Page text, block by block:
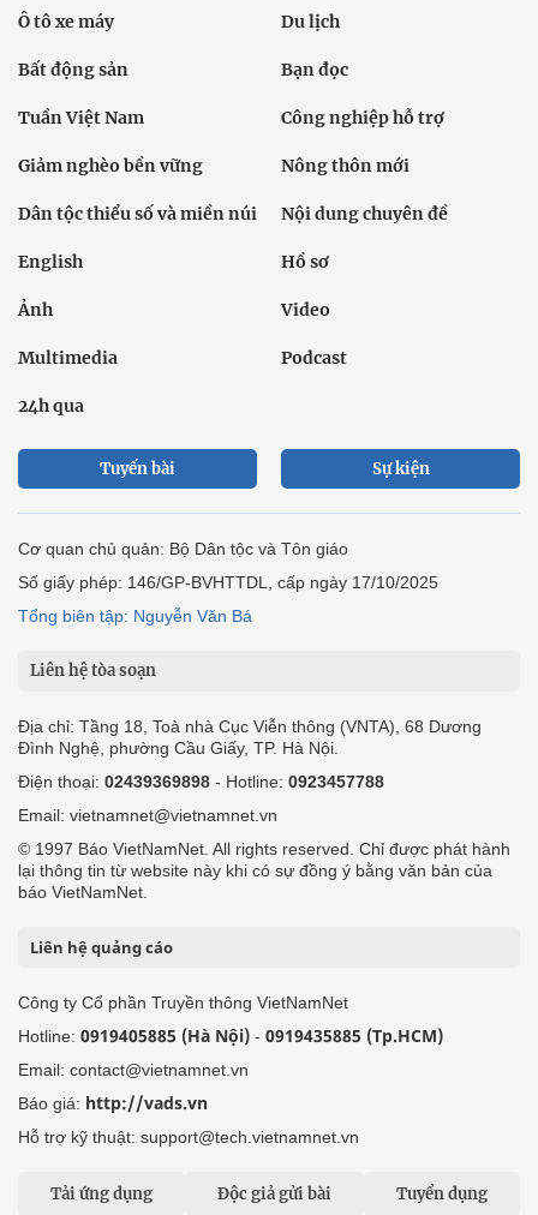
Ô tô xe máy Du lịch
Bất động sản Bạn đọc
Tuần Việt Nam Công nghiệp hỗ trợ
Giảm nghèo bền vững Nông thôn mới
Dân tộc thiểu số và miền núi Nội dung chuyên đề
English Hồ sơ
Ảnh Video
Multimedia Podcast
24h qua
Tuyến bài Sự kiện
Cơ quan chủ quản: Bộ Dân tộc và Tôn giáo
Số giấy phép: 146/GP-BVHTTDL, cấp ngày 17/10/2025
Tổng biên tập: Nguyễn Văn Bá
Liên hệ tòa soạn
Địa chỉ: Tầng 18, Toà nhà Cục Viễn thông (VNTA), 68 Dương
Đình Nghệ, phường Cầu Giấy, TP. Hà Nội.
Điện thoại: 02439369898 - Hotline: 0923457788
Email: vietnamnet@vietnamnet.vn
© 1997 Báo VietNamNet. All rights reserved. Chỉ được phát hành
lại thông tin từ website này khi có sự đồng ý bằng văn bản của
báo VietNamNet.
Liên hệ quảng cáo
Công ty Cổ phần Truyền thông VietNamNet
Hotline: 0919405885 (Hà Nội) - 0919435885 (Tp.HCM)
Email: contact@vietnamnet.vn
Báo giá: http://vads.vn
Hỗ trợ kỹ thuật: support@tech.vietnamnet.vn
Tải ứng dụng Độc giả gửi bài Tuyển dụng